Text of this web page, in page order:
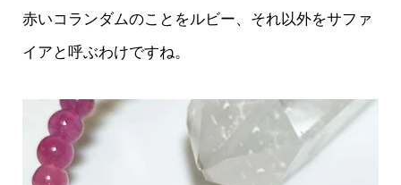
赤いコランダムのことをルビー、それ以外をサファ
イアと呼ぶわけですね。